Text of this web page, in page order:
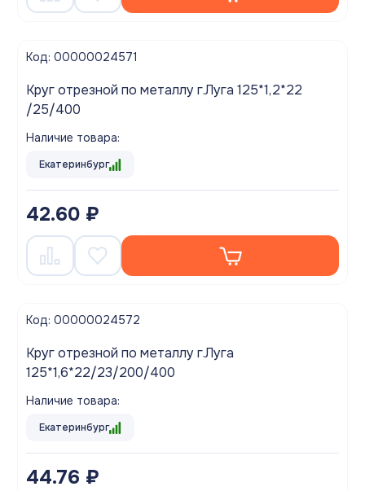
Код: 00000024571
Круг отрезной по металлу г.Луга 125*1,2*22
/25/400
Наличие товара:
Екатеринбург
42.60 ₽
Код: 00000024572
Круг отрезной по металлу г.Луга
125*1,6*22/23/200/400
Наличие товара:
Екатеринбург
44.76 ₽